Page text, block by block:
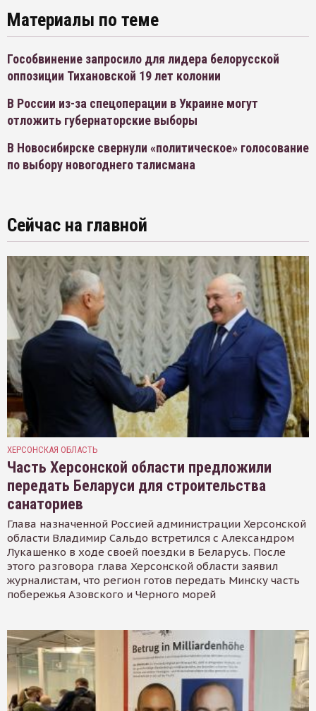
Материалы по теме
Гособвинение запросило для лидера белорусской
оппозиции Тихановской 19 лет колонии
В России из-за спецоперации в Украине могут
отложить губернаторские выборы
В Новосибирске свернули «политическое» голосование
по выбору новогоднего талисмана
Сейчас на главной
ХЕРСОНСКАЯ ОБЛАСТЬ
Часть Херсонской области предложили
передать Беларуси для строительства
санаториев
Глава назначенной Россией администрации Херсонской
области Владимир Сальдо встретился с Александром
Лукашенко в ходе своей поездки в Беларусь. После
этого разговора глава Херсонской области заявил
журналистам, что регион готов передать Минску часть
побережья Азовского и Черного морей